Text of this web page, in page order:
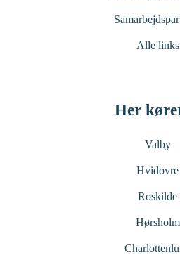
Alle links
Her
Valby
Hvidovre
Roskilde
Hørsholm